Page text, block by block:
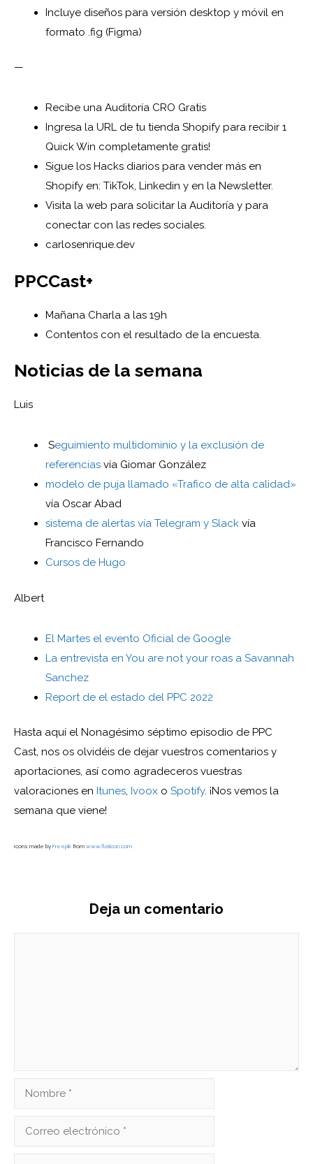
Incluye diseños para versión desktop y móvil en
formato .fig (Figma)
—
Recibe una Auditoría CRO Gratis
Ingresa la URL de tu tienda Shopify para recibir 1
Quick Win completamente gratis!
Sigue los Hacks diarios para vender más en
Shopify en: TikTok, Linkedin y en la Newsletter.
Visita la web para solicitar la Auditoría y para
conectar con las redes sociales.
carlosenrique.dev
PPCCast+
Mañana Charla a las 19h
Contentos con el resultado de la encuesta.
Noticias de la semana
Luis
Seguimiento multidominio y la exclusión de
referencias vía Giomar González
modelo de puja llamado «Trafico de alta calidad»
vía Oscar Abad
sistema de alertas vía Telegram y Slack vía
Francisco Fernando
Cursos de Hugo
Albert
El Martes el evento Oficial de Google
La entrevista en You are not your roas a Savannah
Sanchez
Report de el estado del PPC 2022
Hasta aquí el Nonagésimo séptimo episodio de PPC
Cast, nos os olvidéis de dejar vuestros comentarios y
aportaciones, así como agradeceros vuestras
valoraciones en Itunes, Ivoox o Spotify. ¡Nos vemos la
semana que viene!
Icons made by Freepik from www.flaticon.com
Deja un comentario